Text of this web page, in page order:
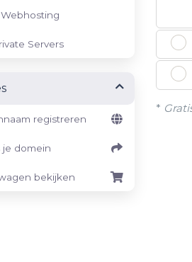
Servers
registreren
je domein
bekijken
*